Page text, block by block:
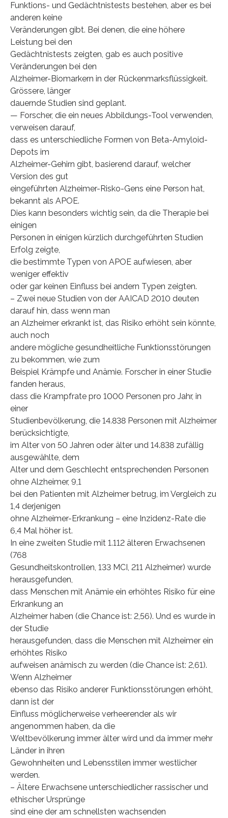
Funktions- und Gedächtnistests bestehen, aber es bei
anderen keine
Veränderungen gibt. Bei denen, die eine höhere
Leistung bei den
Gedächtnistests zeigten, gab es auch positive
Veränderungen bei den
Alzheimer-Biomarkern in der Rückenmarksflüssigkeit.
Grössere, länger
dauernde Studien sind geplant.
— Forscher, die ein neues Abbildungs-Tool verwenden,
verweisen darauf,
dass es unterschiedliche Formen von Beta-Amyloid-
Depots im
Alzheimer-Gehirn gibt, basierend darauf, welcher
Version des gut
eingeführten Alzheimer-Risko-Gens eine Person hat,
bekannt als APOE.
Dies kann besonders wichtig sein, da die Therapie bei
einigen
Personen in einigen kürzlich durchgeführten Studien
Erfolg zeigte,
die bestimmte Typen von APOE aufwiesen, aber
weniger effektiv
oder gar keinen Einfluss bei andern Typen zeigten.
– Zwei neue Studien von der AAICAD 2010 deuten
darauf hin, dass wenn man
an Alzheimer erkrankt ist, das Risiko erhöht sein könnte,
auch noch
andere mögliche gesundheitliche Funktionsstörungen
zu bekommen, wie zum
Beispiel Krämpfe und Anämie. Forscher in einer Studie
fanden heraus,
dass die Krampfrate pro 1000 Personen pro Jahr, in
einer
Studienbevölkerung, die 14.838 Personen mit Alzheimer
berücksichtigte,
im Alter von 50 Jahren oder älter und 14.838 zufällig
ausgewählte, dem
Alter und dem Geschlecht entsprechenden Personen
ohne Alzheimer, 9,1
bei den Patienten mit Alzheimer betrug, im Vergleich zu
1,4 derjenigen
ohne Alzheimer-Erkrankung – eine Inzidenz-Rate die
6,4 Mal höher ist.
In eine zweiten Studie mit 1.112 älteren Erwachsenen
(768
Gesundheitskontrollen, 133 MCI, 211 Alzheimer) wurde
herausgefunden,
dass Menschen mit Anämie ein erhöhtes Risiko für eine
Erkrankung an
Alzheimer haben (die Chance ist: 2,56). Und es wurde in
der Studie
herausgefunden, dass die Menschen mit Alzheimer ein
erhöhtes Risiko
aufweisen anämisch zu werden (die Chance ist: 2,61).
Wenn Alzheimer
ebenso das Risiko anderer Funktionsstörungen erhöht,
dann ist der
Einfluss möglicherweise verheerender als wir
angenommen haben, da die
Weltbevölkerung immer älter wird und da immer mehr
Länder in ihren
Gewohnheiten und Lebensstilen immer westlicher
werden.
– Ältere Erwachsene unterschiedlicher rassischer und
ethischer Ursprünge
sind eine der am schnellsten wachsenden